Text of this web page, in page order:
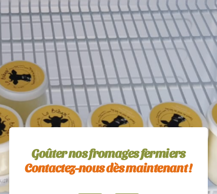
Goûter nos fromages fermiers
Contactez-nous dès maintenant !